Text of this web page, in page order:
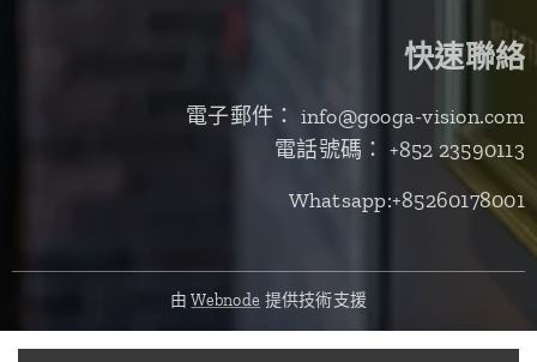
快速聯絡
電子郵件： info@googa-vision.com
電話號碼： +852 23590113
Whatsapp:+85260178001
由Webnode 提供技術支援